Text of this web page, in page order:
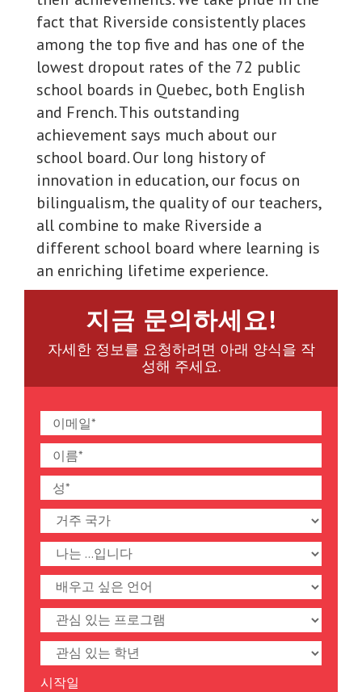
fact that Riverside consistently places
among the top five and has one of the
lowest dropout rates of the 72 public
school boards in Quebec, both English
and French. This outstanding
achievement says much about our
school board. Our long history of
innovation in education, our focus on
bilingualism, the quality of our teachers,
all combine to make Riverside a
different school board where learning is
an enriching lifetime experience.
지금 문의하세요!
자세한 정보를 요청하려면 아래 양식을 작
성해 주세요.
시작일